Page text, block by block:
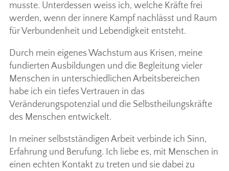
musste. Unterdessen weiss ich, welche Kräfte frei
werden, wenn der innere Kampf nachlässt und Raum
für Verbundenheit und Lebendigkeit entsteht.
Durch mein eigenes Wachstum aus Krisen, meine
fundierten Ausbildungen und die Begleitung vieler
Menschen in unterschiedlichen Arbeitsbereichen
habe ich ein tiefes Vertrauen in das
Veränderungspotenzial und die Selbstheilungskräfte
des Menschen entwickelt.
In meiner selbstständigen Arbeit verbinde ich Sinn,
Erfahrung und Berufung. Ich liebe es, mit Menschen in
einen echten Kontakt zu treten und sie dabei zu